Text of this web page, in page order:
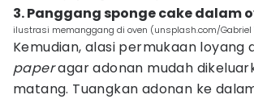
3. Panggang sponge cake dalam
ilustrasi memanggang di oven (unsplash.com/Gabriel
Kemudian, alasi permukaan loyang
paperagar adonan mudah
matang. Tuangkan adonan ke